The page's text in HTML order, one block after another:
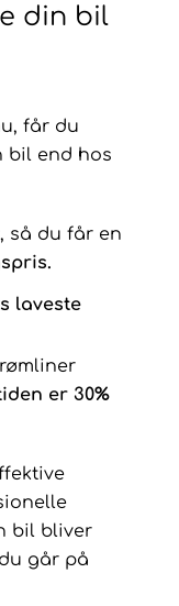
din bil
får du
end hos
så du får en
laveste
er 30%
bil bliver
går på